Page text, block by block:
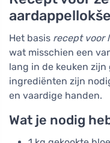
aardappellokše
Het basis recept voor
wat misschien een
lang in de keuken
ingrediënten zijn
en vaardige handen.
Wat je nodig